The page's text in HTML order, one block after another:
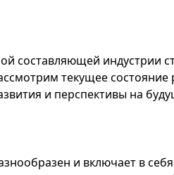
составляющей индустрии
текущее
и перспективы на
и включает в